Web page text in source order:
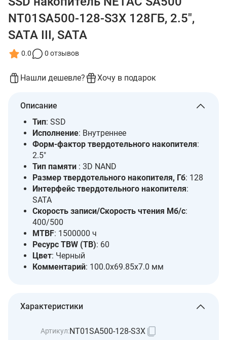
NT01SA500-128-S3X 128ГБ, 2.5",
SATA III, SATA
0.0 0 отзывов
Нашли дешевле? Хочу в подарок
Описание
Тип: SSD
Исполнение: Внутреннее
Форм-фактор твердотельного накопителя:
2.5"
Тип памяти : 3D NAND
Размер твердотельного накопителя, Гб: 128
Интерфейс твердотельного накопителя:
SATA
Скорость записи/Скорость чтения Мб/с:
400/500
MTBF: 1500000 ч
Ресурс TBW (TB): 60
Цвет: Черный
Комментарий: 100.0x69.85x7.0 мм
Характеристики
Артикул:NT01SA500-128-S3X